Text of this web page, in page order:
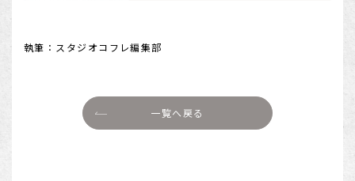
執筆：スタジオコフレ編集部
一覧へ戻る